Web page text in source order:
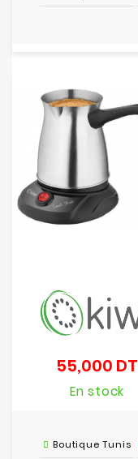
55,000 DT
En stock
Boutique Tunis